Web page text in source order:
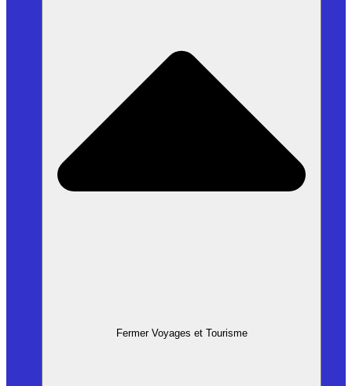
Fermer Voyages et Tourisme